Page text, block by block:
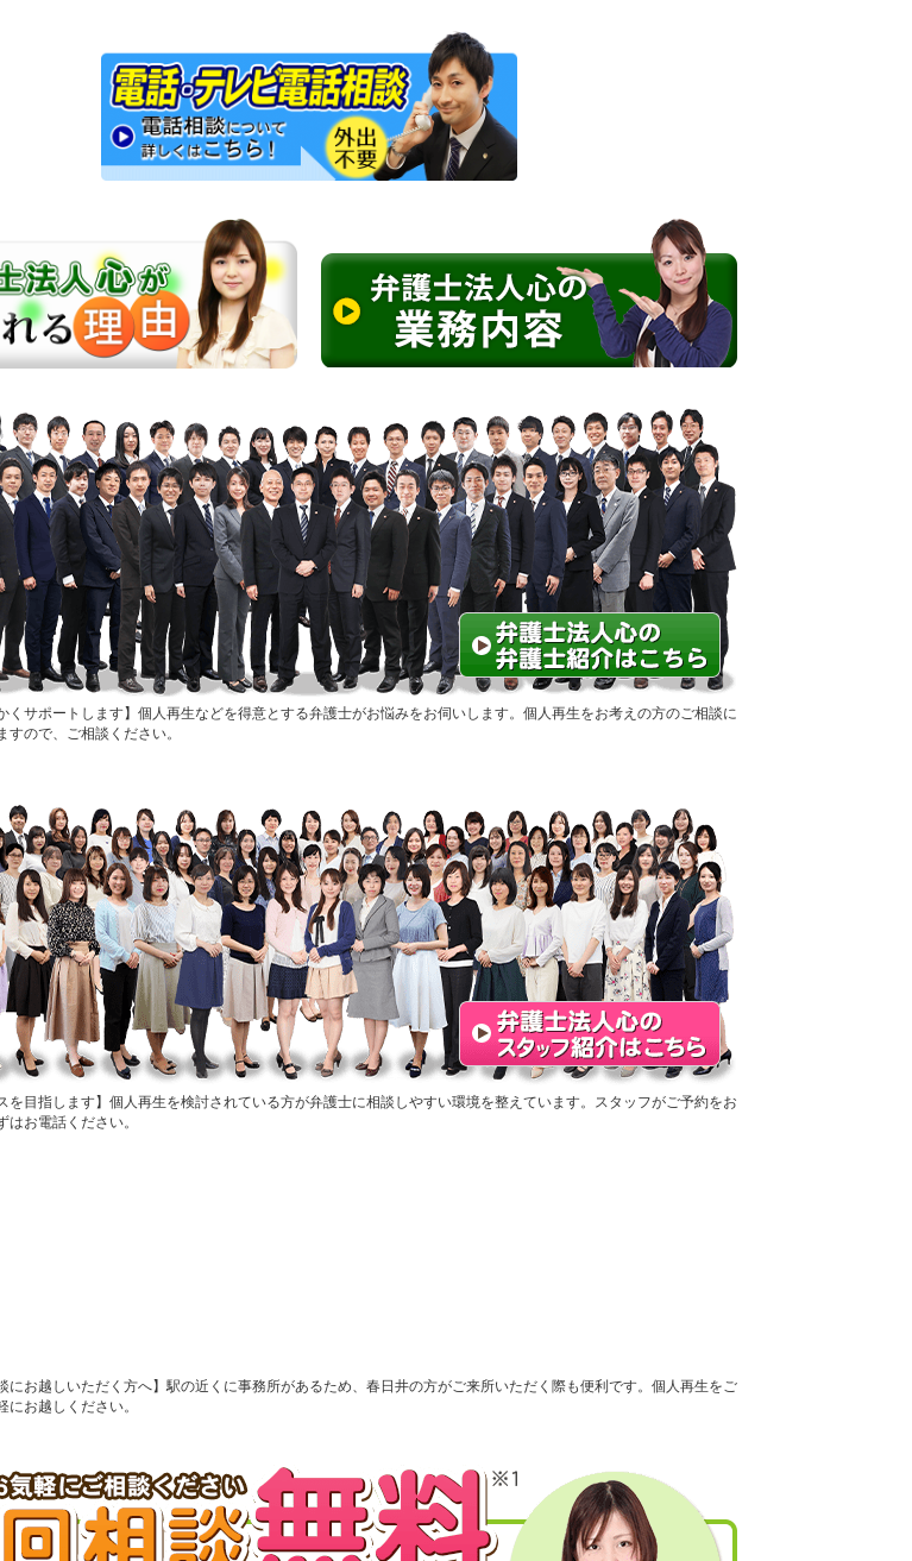
くサポートします
個人再生などを得意とする弁護士がお悩みをお伺いします。個人再生をお考えの方のご相談に
すので、ご相談ください。
を目指します
個人再生を検討されている方が弁護士に相談しやすい環境を整えています。スタッフがご予約をお
はお電話ください。
にお越しいただく方へ
駅の近くに事務所があるため、春日井の方がご来所いただく際も便利です。個人再生をご
にお越しください。